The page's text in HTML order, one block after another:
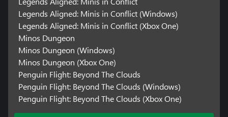
Legends Aligned: Minis in Conflict (Windows)
Legends Aligned: Minis in Conflict (Xbox One)
Minos Dungeon
Minos Dungeon (Windows)
Minos Dungeon (Xbox One)
Penguin Flight: Beyond The Clouds
Penguin Flight: Beyond The Clouds (Windows)
Penguin Flight: Beyond The Clouds (Xbox One)